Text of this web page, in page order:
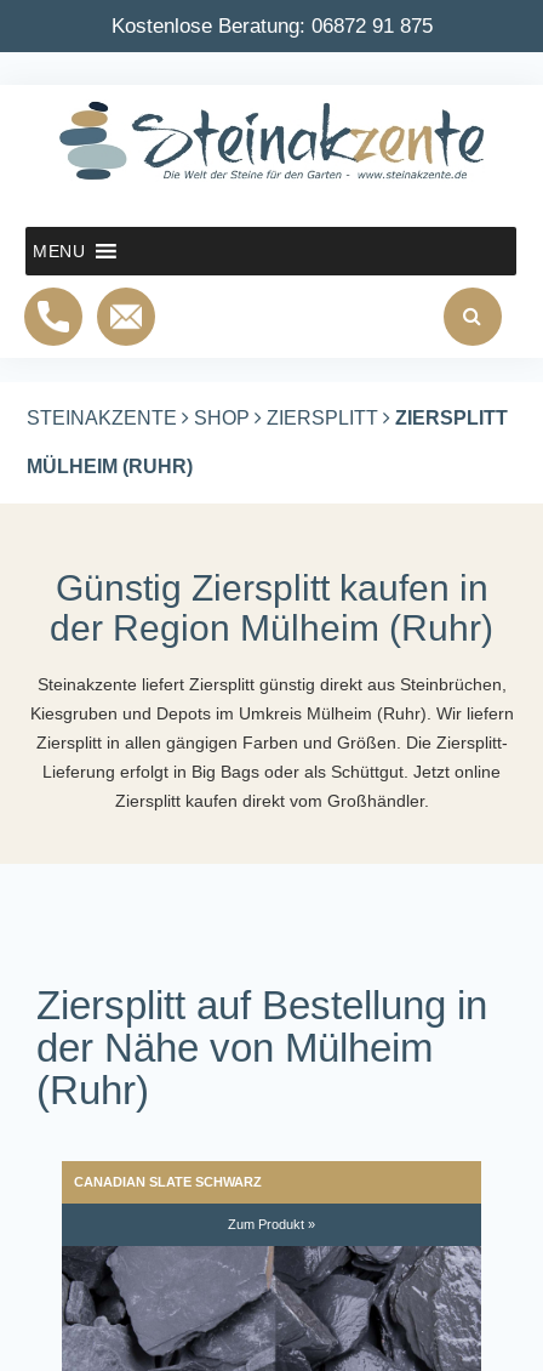
Kostenlose Beratung: 06872 91 875
MENU
STEINAKZENTE SHOP ZIERSPLITT ZIERSPLITT
MÜLHEIM (RUHR)
Günstig Ziersplitt kaufen in
der Region Mülheim (Ruhr)
Steinakzente liefert Ziersplitt günstig direkt aus Steinbrüchen,
Kiesgruben und Depots im Umkreis Mülheim (Ruhr). Wir liefern
Ziersplitt in allen gängigen Farben und Größen. Die Ziersplitt-
Lieferung erfolgt in Big Bags oder als Schüttgut. Jetzt online
Ziersplitt kaufen direkt vom Großhändler.
Ziersplitt auf Bestellung in
der Nähe von Mülheim
(Ruhr)
CANADIAN SLATE SCHWARZ
Zum Produkt »